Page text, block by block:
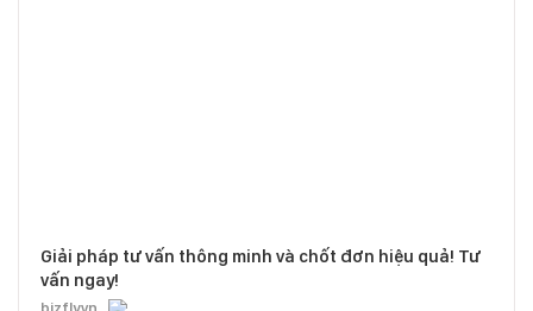
Giải pháp tư vấn thông minh và chốt đơn hiệu quả! Tư
vấn ngay!